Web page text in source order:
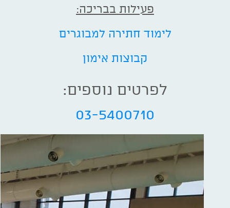
פעילות בבריכה:
לימוד חתירה למבוגרים
קבוצות אימון
לפרטים נוספים:
03-5400710